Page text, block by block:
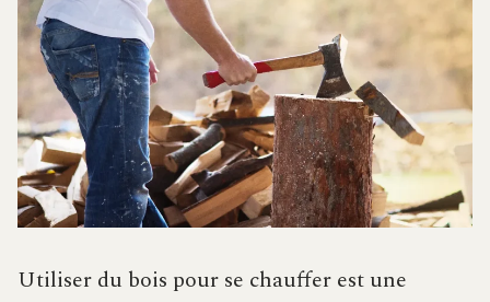
Utiliser du bois pour se chauffer est une